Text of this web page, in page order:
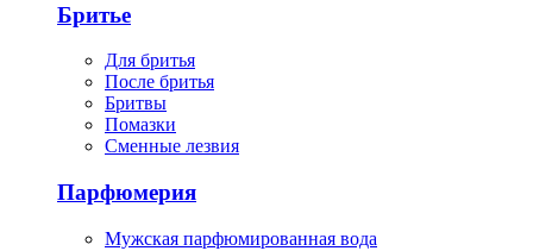
Бритье
Для бритья
После бритья
Бритвы
Помазки
Сменные лезвия
Парфюмерия
Мужская парфюмированная вода